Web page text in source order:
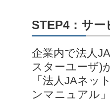
STEP4：サー
企業内で法人
スターユーザ)
「法人JAネッ
ンマニュアル